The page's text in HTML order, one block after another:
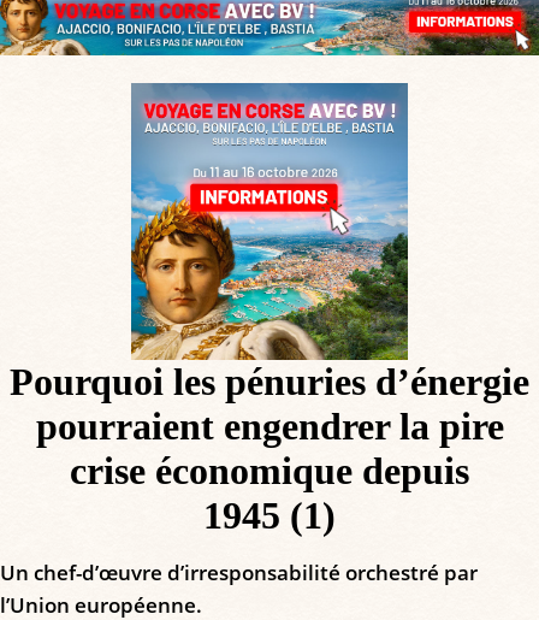
Pourquoi les pénuries d’énergie
pourraient engendrer la pire
crise économique depuis
1945 (1)
Un chef-d’œuvre d’irresponsabilité orchestré par
l’Union européenne.